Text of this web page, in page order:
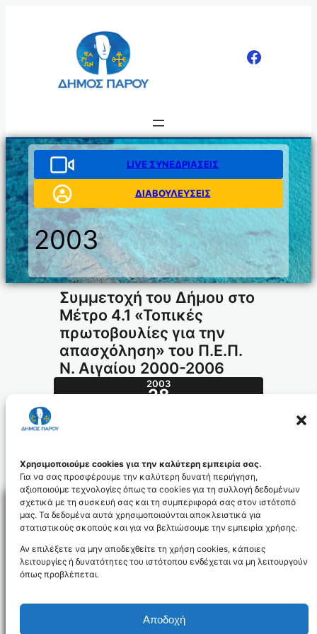
Χρησιμοποιούμε cookies για την καλύτερη εμπειρία σας.
Για να σας προσφέρουμε την καλύτερη δυνατή περιήγηση,
αξιοποιούμε τεχνολογίες όπως τα cookies για τη συλλογή δεδομένων
σχετικά με τη συσκευή σας και τη συμπεριφορά σας στον ιστότοπό
μας. Τα δεδομένα αυτά χρησιμοποιούνται αποκλειστικά για
στατιστικούς σκοπούς και για να βελτιώσουμε την εμπειρία χρήσης.
Αν επιλέξετε να μην αποδεχθείτε τη χρήση cookies, κάποιες
λειτουργίες ή δυνατότητες του ιστότοπου ενδέχεται να μη λειτουργούν
όπως προβλέπεται.
Αποδοχή
LIVE ΣΥΝΕΔΡΙΑΣΕΙΣ
ΔΙΑΒΟΥΛΕΥΣΕΙΣ
2003
Συμμετοχή του Δήμου στο
Μέτρο 4.1 «Τοπικές
πρωτοβουλίες για την
απασχόληση» του Π.Ε.Π.
Ν. Αιγαίου 2000-2006
2003
28
76.2003_id915
NEWSLETTER